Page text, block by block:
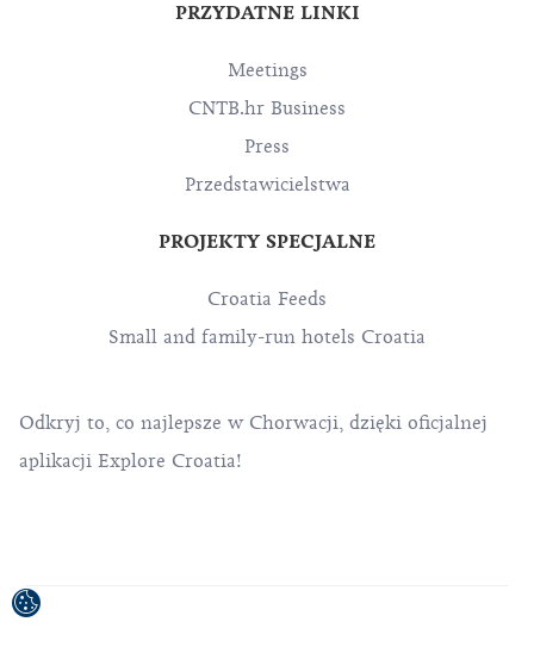
PRZYDATNE LINKI
Meetings
CNTB.hr Business
Press
Przedstawicielstwa
PROJEKTY SPECJALNE
Croatia Feeds
Small and family-run hotels Croatia
Odkryj to, co najlepsze w Chorwacji, dzięki oficjalnej
aplikacji Explore Croatia!